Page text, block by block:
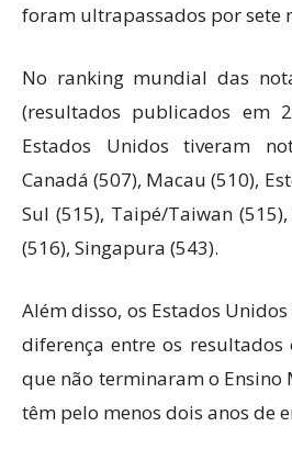
foram ultrapassados ​​por sete
No ranking mundial das
(resultados publicados em
Estados Unidos tiveram
Canadá (507), Macau (510),
Sul (515), Taipé/Taiwan
(516), Singapura (543).
Além disso, os Estados
diferença entre os
que não terminaram o Ensino
têm pelo menos dois anos de